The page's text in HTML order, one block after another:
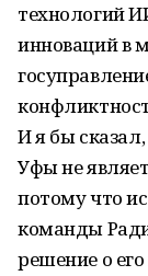
технологий
инноваций в
И я бы
Уфы не
потому что
команды
решение о